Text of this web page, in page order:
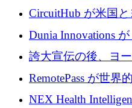
クチャ インテリジ
プレシードを確保
CircuitHub が米国
子機器製造を拡大
Dunia Innovations
産業化するために 2
リン GigaLab を発表
誇大宣伝の後、ヨ
クターはファンダ
RemotePass が世界
ラットフォームを
NEX Health